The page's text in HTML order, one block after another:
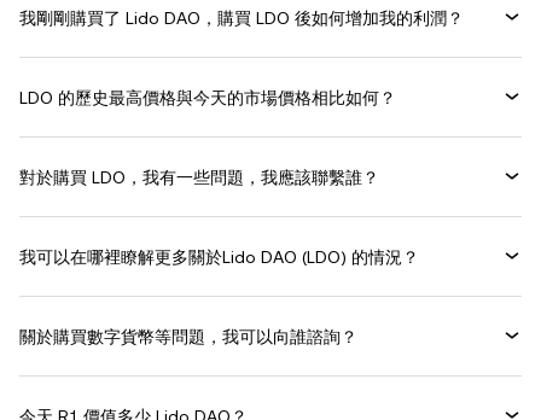
我剛剛購買了 Lido DAO，購買 LDO 後如何增加我的利潤？
LDO 的歷史最高價格與今天的市場價格相比如何？
對於購買 LDO，我有一些問題，我應該聯繫誰？
我可以在哪裡瞭解更多關於Lido DAO (LDO) 的情況？
關於購買數字貨幣等問題，我可以向誰諮詢？
今天 R1 價值多少 Lido DAO？